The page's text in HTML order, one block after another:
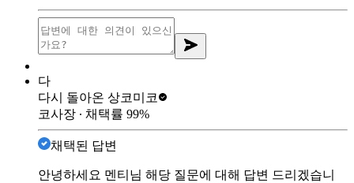
다
다시 돌아온 상코미코
코사장 ∙ 채택률 99%
채택된 답변
안녕하세요 멘티님 해당 질문에 대해 답변 드리겠습니